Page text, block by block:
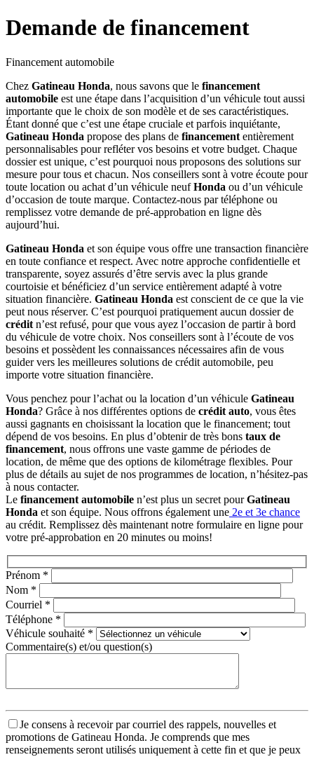
Demande de financement
Financement automobile
Chez Gatineau Honda, nous savons que le financement
automobile est une étape dans l’acquisition d’un véhicule tout aussi
importante que le choix de son modèle et de ses caractéristiques.
Étant donné que c’est une étape cruciale et parfois inquiétante,
Gatineau Honda propose des plans de financement entièrement
personnalisables pour refléter vos besoins et votre budget. Chaque
dossier est unique, c’est pourquoi nous proposons des solutions sur
mesure pour tous et chacun. Nos conseillers sont à votre écoute pour
toute location ou achat d’un véhicule neufHonda ou d’un véhicule
d’occasion de toute marque. Contactez-nous par téléphone ou
remplissez votre demande de pré-approbation en ligne dès
aujourd’hui.
Gatineau Honda et son équipe vous offre une transaction financière
en toute confiance et respect. Avec notre approche confidentielle et
transparente, soyez assurés d’être servis avec la plus grande
courtoisie et bénéficiez d’un service entièrement adapté à votre
situation financière. Gatineau Honda est conscient de ce que la vie
peut nous réserver. C’est pourquoi pratiquement aucun dossier de
crédit n’est refusé, pour que vous ayez l’occasion de partir à bord
du véhicule de votre choix. Nos conseillers sont à l’écoute de vos
besoins et possèdent les connaissances nécessaires afin de vous
guider vers les meilleures solutions de crédit automobile, peu
importe votre situation financière.
Vous penchez pour l’achat ou la location d’un véhicule Gatineau
Honda? Grâce à nos différentes options de crédit auto, vous êtes
aussi gagnants en choisissant la location que le financement; tout
dépend de vos besoins. En plus d’obtenir de très bons taux de
financement, nous offrons une vaste gamme de périodes de
location, de même que des options de kilométrage flexibles. Pour
plus de détails au sujet de nos programmes de location, n’hésitez-pas
à nous contacter.
Le financement automobile n’est plus un secret pourGatineau
Honda et son équipe. Nous offrons également une 2e et 3e chance
au crédit. Remplissez dès maintenant notre formulaire en ligne pour
votre pré-approbation en 20 minutes ou moins!
Prénom *
Nom *
Courriel *
Téléphone *
Véhicule souhaité *
Commentaire(s) et/ou question(s)
Je consens à recevoir par courriel des rappels, nouvelles et
promotions de Gatineau Honda. Je comprends que mes
renseignements seront utilisés uniquement à cette fin et que je peux